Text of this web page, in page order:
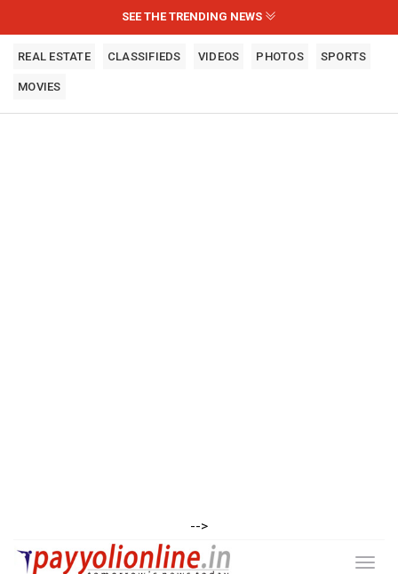
SEE THE TRENDING NEWS
REAL ESTATE CLASSIFIEDS VIDEOS PHOTOS SPORTS
MOVIES
-->